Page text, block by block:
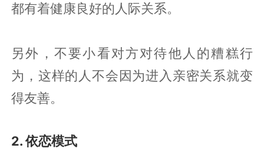
都有着健康良好的人际关系。
另外，不要小看对方对待他人的糟糕行
为，这样的人不会因为进入亲密关系就变
得友善。
2. 依恋模式